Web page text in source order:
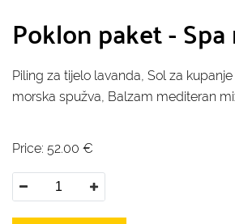
Poklon paket -
Piling za tijelo lavanda, Sol za
morska spužva, Balzam mediteran
Price: 52.00 €